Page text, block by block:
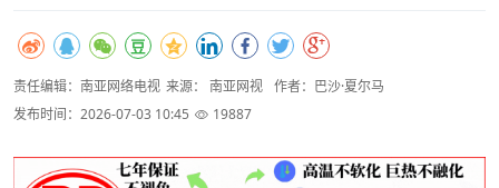
责任编辑：南亚网络电视 来源： 南亚网视 作者：巴沙·夏尔马
发布时间：2026-07-03 10:45
19887